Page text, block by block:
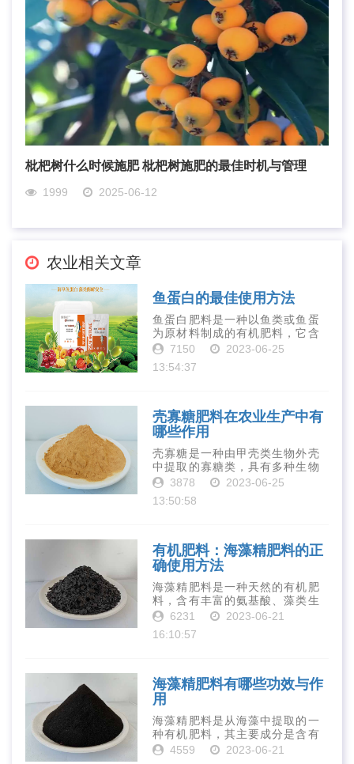
枇杷树什么时候施肥 枇杷树施肥的最佳时机与管理
1999 2025-06-12
农业相关文章
鱼蛋白的最佳使用方法
鱼蛋白肥料是一种以鱼类或鱼蛋
为原材料制成的有机肥料，它含
有丰富的营养物质，如氮、磷、
元素和植物生长因子。这些营养
7150
2023-06-25
13:54:37
壳寡糖肥料在农业生产中有
哪些作用
壳寡糖是一种由甲壳类生物外壳
中提取的寡糖类，具有多种生物
活性和营养价值。在农业生产
是作为一种新型的有机肥料，壳
3878
2023-06-25
13:50:58
有机肥料：海藻精肥料的正
确使用方法
海藻精肥料是一种天然的有机肥
料，含有丰富的氨基酸、藻类生
长素、维生素、微量元素、蛋白
力、促进植物生长、增强植物抗
6231
2023-06-21
16:10:57
海藻精肥料有哪些功效与作
用
海藻精肥料是从海藻中提取的一
种有机肥料，其主要成分是含有
丰富的微量元素、植物生长素、
4559
2023-06-21